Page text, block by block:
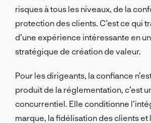
risques à tous les niveaux, de la
protection des clients. C’est ce qui
d’une expérience intéressante en
stratégique de création de valeur.
Pour les dirigeants, la confiance
produit de la réglementation, c’est
concurrentiel. Elle conditionne
marque, la fidélisation des clients et